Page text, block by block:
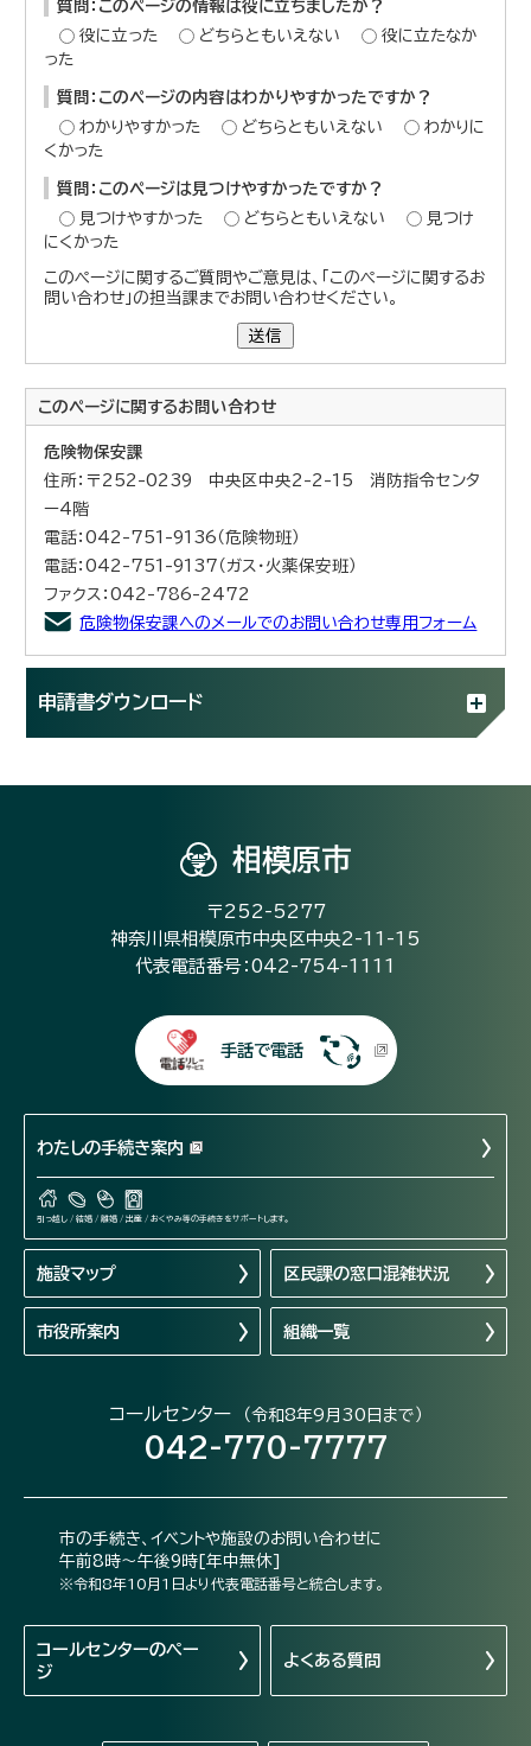
質問：このページの情報は役に立ちましたか？
役に立った
どちらともいえない
役に立たなか
った
質問：このページの内容はわかりやすかったですか？
わかりやすかった
どちらともいえない
わかりに
くかった
質問：このページは見つけやすかったですか？
見つけやすかった
どちらともいえない
見つけ
にくかった
このページに関するご質問やご意見は、「このページに関するお
問い合わせ」の担当課までお問い合わせください。
送信
このページに関するお問い合わせ
危険物保安課
住所：〒252-0239 中央区中央2-2-15 消防指令センタ
ー4階
電話：042-751-9136（危険物班）
電話：042-751-9137（ガス・火薬保安班）
ファクス：042-786-2472
危険物保安課へのメールでのお問い合わせ専用フォーム
申請書ダウンロード
相模原市
〒252-5277
神奈川県相模原市中央区中央2-11-15
代表電話番号：042-754-1111
手話で電話
わたしの手続き案内
引っ越し / 結婚 / 離婚 / 出産 / おくやみ等の手続きをサポートします。
施設マップ 区民課の窓口混雑状況
市役所案内 組織一覧
コールセンター （令和8年9月30日まで）
042-770-7777
市の手続き、イベントや施設のお問い合わせに
午前8時～午後9時[年中無休]
※令和8年10月1日より代表電話番号と統合します。
コールセンターのペー
ジ
よくある質問